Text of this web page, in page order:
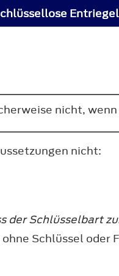
nicht,
nicht:
Schlüsselbart
Schlüssel oder